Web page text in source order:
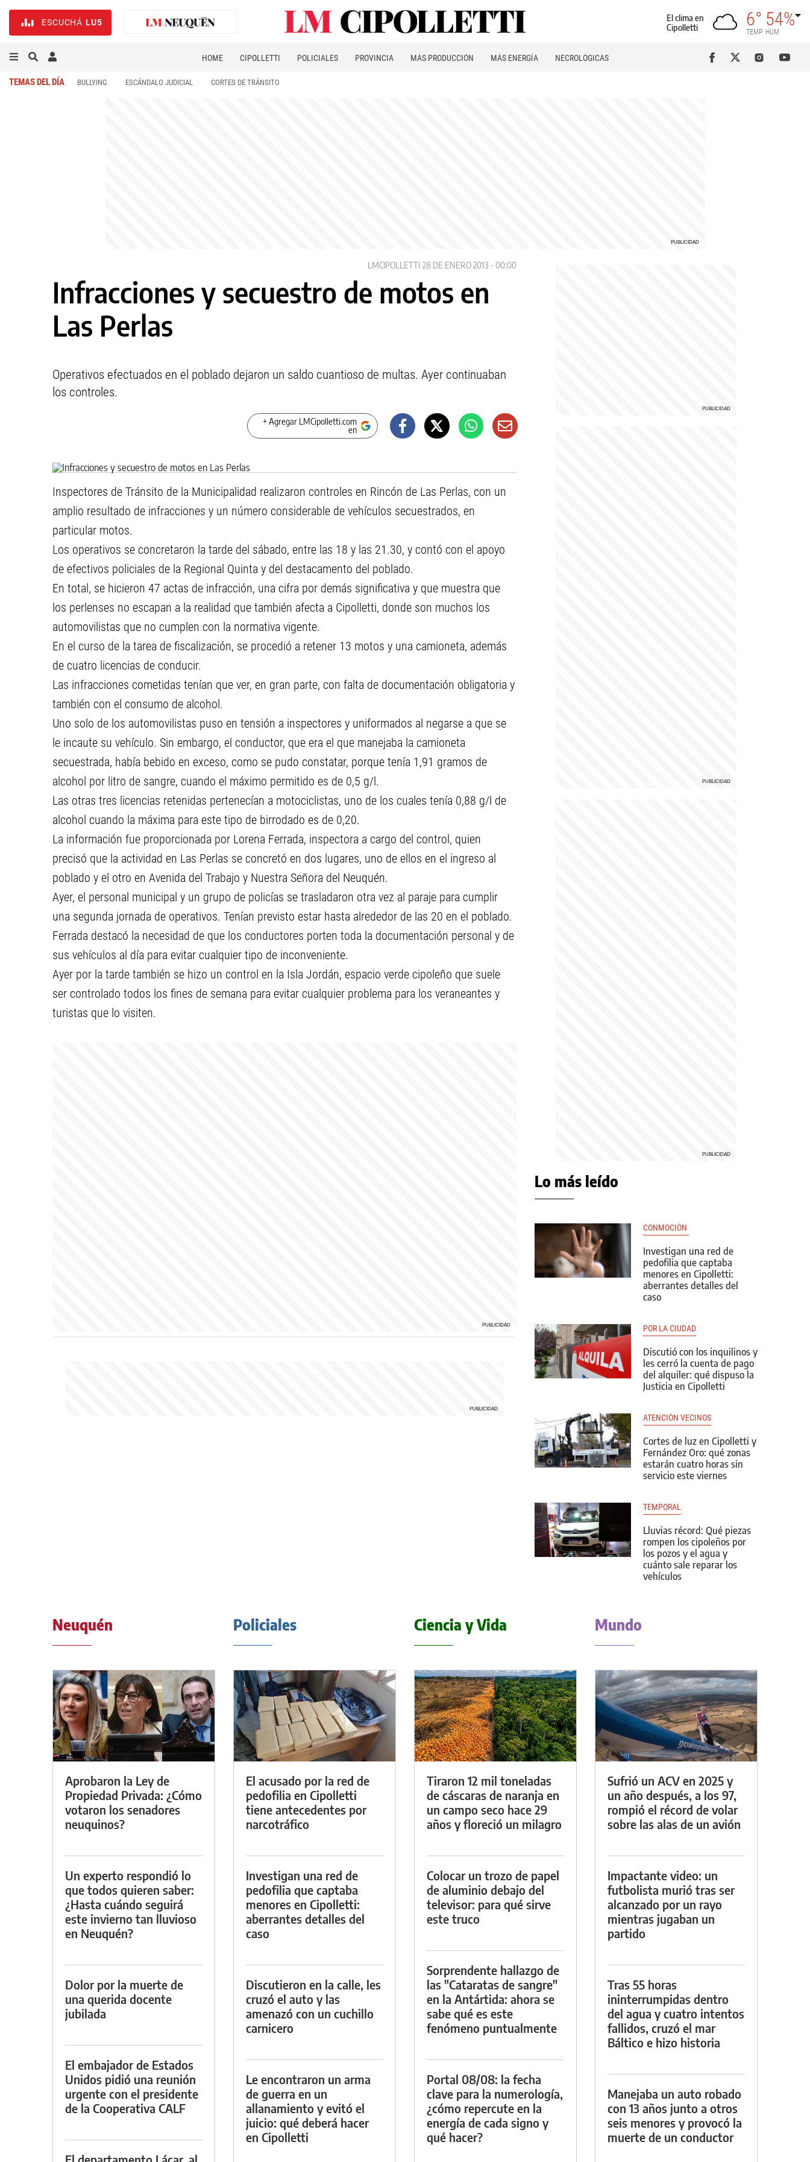
ESCUCHÁ LU5
El clima en
Cipolletti
6°
TEMP
54%
HUM
HOME CIPOLLETTI POLICIALES PROVINCIA MÁS PRODUCCIÓN MÁS ENERGÍA NECROLÓGICAS
TEMAS DEL DÍA BULLYING ESCÁNDALO JUDICIAL CORTES DE TRÁNSITO
LMCIPOLLETTI 28 DE ENERO 2013 - 00:00
Infracciones y secuestro de motos en
Las Perlas
Operativos efectuados en el poblado dejaron un saldo cuantioso de multas. Ayer continuaban
los controles.
+ Agregar LMCipolletti.com
en
Inspectores de Tránsito de la Municipalidad realizaron controles en Rincón de Las Perlas, con un
amplio resultado de infracciones y un número considerable de vehículos secuestrados, en
particular motos.
Los operativos se concretaron la tarde del sábado, entre las 18 y las 21.30, y contó con el apoyo
de efectivos policiales de la Regional Quinta y del destacamento del poblado.
En total, se hicieron 47 actas de infracción, una cifra por demás significativa y que muestra que
los perlenses no escapan a la realidad que también afecta a Cipolletti, donde son muchos los
automovilistas que no cumplen con la normativa vigente.
En el curso de la tarea de fiscalización, se procedió a retener 13 motos y una camioneta, además
de cuatro licencias de conducir.
Las infracciones cometidas tenían que ver, en gran parte, con falta de documentación obligatoria y
también con el consumo de alcohol.
Uno solo de los automovilistas puso en tensión a inspectores y uniformados al negarse a que se
le incaute su vehículo. Sin embargo, el conductor, que era el que manejaba la camioneta
secuestrada, había bebido en exceso, como se pudo constatar, porque tenía 1,91 gramos de
alcohol por litro de sangre, cuando el máximo permitido es de 0,5 g/l.
Las otras tres licencias retenidas pertenecían a motociclistas, uno de los cuales tenía 0,88 g/l de
alcohol cuando la máxima para este tipo de birrodado es de 0,20.
La información fue proporcionada por Lorena Ferrada, inspectora a cargo del control, quien
precisó que la actividad en Las Perlas se concretó en dos lugares, uno de ellos en el ingreso al
poblado y el otro en Avenida del Trabajo y Nuestra Señora del Neuquén.
Ayer, el personal municipal y un grupo de policías se trasladaron otra vez al paraje para cumplir
una segunda jornada de operativos. Tenían previsto estar hasta alrededor de las 20 en el poblado.
Ferrada destacó la necesidad de que los conductores porten toda la documentación personal y de
sus vehículos al día para evitar cualquier tipo de inconveniente.
Ayer por la tarde también se hizo un control en la Isla Jordán, espacio verde cipoleño que suele
ser controlado todos los fines de semana para evitar cualquier problema para los veraneantes y
turistas que lo visiten.
Lo más leído
CONMOCIÓN
Investigan una red de
pedofilia que captaba
menores en Cipolletti:
aberrantes detalles del
caso
POR LA CIUDAD
Discutió con los inquilinos y
les cerró la cuenta de pago
del alquiler: qué dispuso la
Justicia en Cipolletti
ATENCIÓN VECINOS
Cortes de luz en Cipolletti y
Fernández Oro: qué zonas
estarán cuatro horas sin
servicio este viernes
TEMPORAL
Lluvias récord: Qué piezas
rompen los cipoleños por
los pozos y el agua y
cuánto sale reparar los
vehículos
Neuquén
Aprobaron la Ley de
Propiedad Privada: ¿Cómo
votaron los senadores
neuquinos?
Un experto respondió lo
que todos quieren saber:
¿Hasta cuándo seguirá
este invierno tan lluvioso
en Neuquén?
Dolor por la muerte de
una querida docente
jubilada
El embajador de Estados
Unidos pidió una reunión
urgente con el presidente
de la Cooperativa CALF
Policiales
El acusado por la red de
pedofilia en Cipolletti
tiene antecedentes por
narcotráfico
Investigan una red de
pedofilia que captaba
menores en Cipolletti:
aberrantes detalles del
caso
Discutieron en la calle, les
cruzó el auto y las
amenazó con un cuchillo
carnicero
Le encontraron un arma
de guerra en un
allanamiento y evitó el
juicio: qué deberá hacer
en Cipolletti
Ciencia y Vida
Tiraron 12 mil toneladas
de cáscaras de naranja en
un campo seco hace 29
años y floreció un milagro
Colocar un trozo de papel
de aluminio debajo del
televisor: para qué sirve
este truco
Sorprendente hallazgo de
las "Cataratas de sangre"
en la Antártida: ahora se
sabe qué es este
fenómeno puntualmente
Portal 08/08: la fecha
clave para la numerología,
¿cómo repercute en la
energía de cada signo y
qué hacer?
Mundo
Sufrió un ACV en 2025 y
un año después, a los 97,
rompió el récord de volar
sobre las alas de un avión
Impactante video: un
futbolista murió tras ser
alcanzado por un rayo
mientras jugaban un
partido
Tras 55 horas
ininterrumpidas dentro
del agua y cuatro intentos
fallidos, cruzó el mar
Báltico e hizo historia
Manejaba un auto robado
con 13 años junto a otros
seis menores y provocó la
muerte de un conductor